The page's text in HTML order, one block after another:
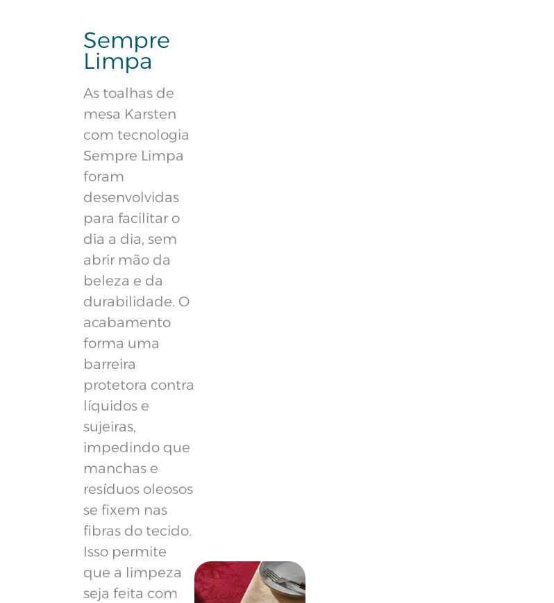
Sempre
Limpa
As toalhas de
mesa Karsten
com tecnologia
Sempre Limpa
foram
desenvolvidas
para facilitar o
dia a dia, sem
abrir mão da
beleza e da
durabilidade. O
acabamento
forma uma
barreira
protetora contra
líquidos e
sujeiras,
impedindo que
manchas e
resíduos oleosos
se fixem nas
fibras do tecido.
Isso permite
que a limpeza
seja feita com